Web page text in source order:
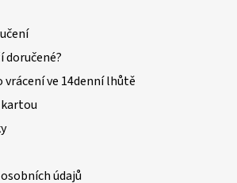
doručené?
vrácení ve 14denní lhůtě
údajů